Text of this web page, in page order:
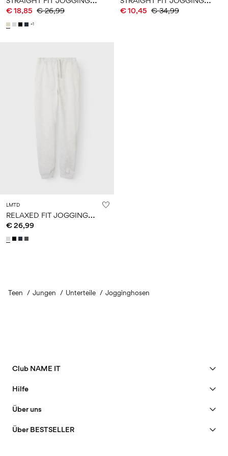
€ 18,85 € 26,99
+1
€ 10,45 € 34,99
LMTD
R
ELAXED FIT JOGGINGHOSE
€ 26,99
Teen Jungen Unterteile Jogginghosen
Club NAME IT
Mein Konto
FAQ
Hilfe
Bestellung verfolgen
Über uns
Über BESTSELLER